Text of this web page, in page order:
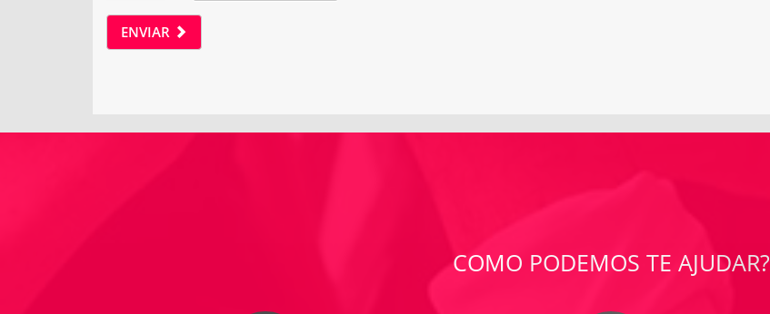
ENVIAR
COMO PODEMOS TE AJUDAR?